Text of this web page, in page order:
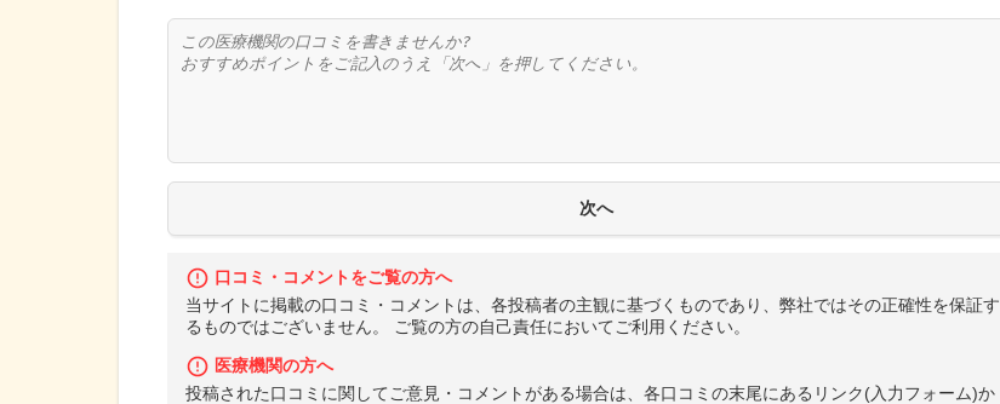
口コミ・コメントをご覧の方へ
当サイトに掲載の口コミ・コメントは、各投稿者の主観に基づくものであり、弊社ではその正確性を保証す
るものではございません。 ご覧の方の自己責任においてご利用ください。
医療機関の方へ
投稿された口コミに関してご意見・コメントがある場合は、各口コミの末尾にあるリンク(入力フォーム)か